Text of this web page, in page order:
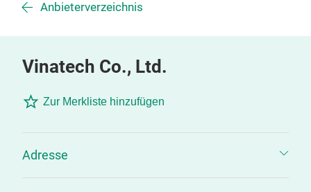
Anbieterverzeichnis
Vinatech Co., Ltd.
Zur Merkliste hinzufügen
Adresse